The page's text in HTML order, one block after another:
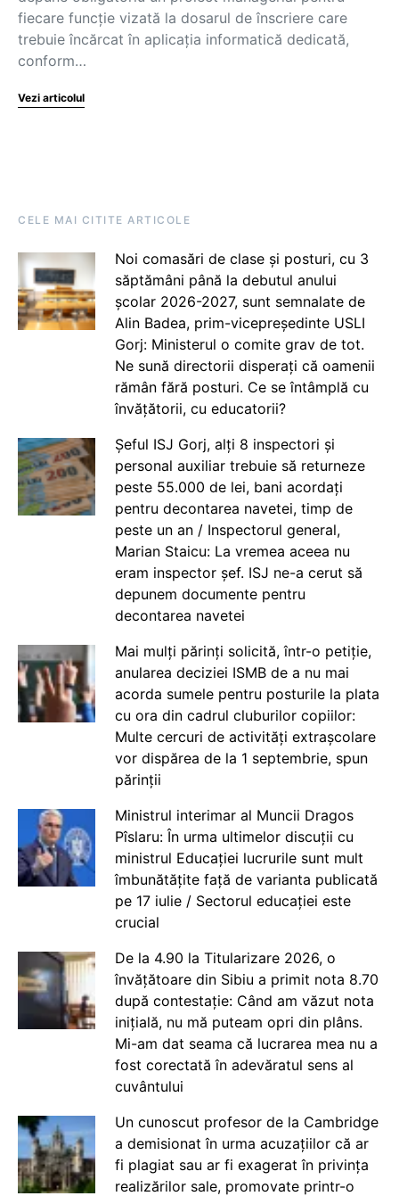
fiecare funcție vizată la dosarul de înscriere care
trebuie încărcat în aplicația informatică dedicată,
conform…
Vezi articolul
CELE MAI CITITE ARTICOLE
Noi comasări de clase și posturi, cu 3
săptămâni până la debutul anului
școlar 2026-2027, sunt semnalate de
Alin Badea, prim-vicepreședinte USLI
Gorj: Ministerul o comite grav de tot.
Ne sună directorii disperați că oamenii
rămân fără posturi. Ce se întâmplă cu
învățătorii, cu educatorii?
Șeful ISJ Gorj, alți 8 inspectori și
personal auxiliar trebuie să returneze
peste 55.000 de lei, bani acordați
pentru decontarea navetei, timp de
peste un an / Inspectorul general,
Marian Staicu: La vremea aceea nu
eram inspector șef. ISJ ne-a cerut să
depunem documente pentru
decontarea navetei
Mai mulți părinți solicită, într-o petiție,
anularea deciziei ISMB de a nu mai
acorda sumele pentru posturile la plata
cu ora din cadrul cluburilor copiilor:
Multe cercuri de activități extrașcolare
vor dispărea de la 1 septembrie, spun
părinții
Ministrul interimar al Muncii Dragos
Pîslaru: În urma ultimelor discuții cu
ministrul Educației lucrurile sunt mult
îmbunătățite față de varianta publicată
pe 17 iulie / Sectorul educației este
crucial
De la 4.90 la Titularizare 2026, o
învățătoare din Sibiu a primit nota 8.70
după contestație: Când am văzut nota
inițială, nu mă puteam opri din plâns.
Mi-am dat seama că lucrarea mea nu a
fost corectată în adevăratul sens al
cuvântului
Un cunoscut profesor de la Cambridge
a demisionat în urma acuzațiilor că ar
fi plagiat sau ar fi exagerat în privința
realizărilor sale, promovate printr-o